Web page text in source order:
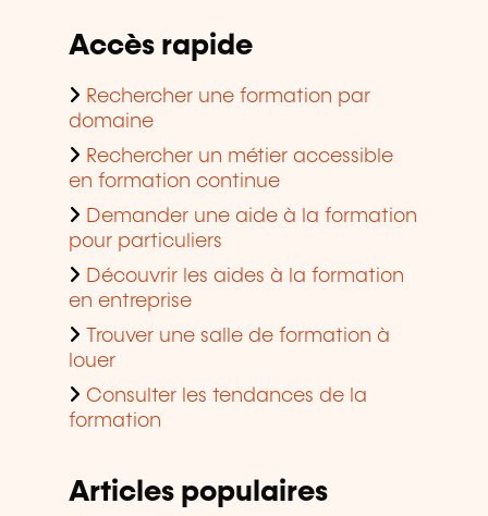
Accès rapide
Rechercher une formation par
domaine
Rechercher un métier accessible
en formation continue
Demander une aide à la formation
pour particuliers
Découvrir les aides à la formation
en entreprise
Trouver une salle de formation à
louer
Consulter les tendances de la
formation
Articles populaires